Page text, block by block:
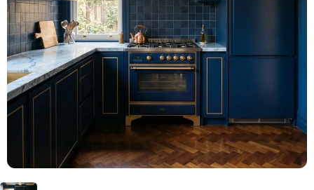
Оплата и доставка
Рассрочка и кредит
Схема работы
Акции и скидки
Портфолио